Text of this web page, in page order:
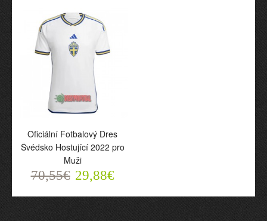
Oficiální Fotbalový Dres
Švédsko Hostující ME
2022 pro Ženy
70,55€ 29,88€
Oficiální Fotbalový Dres
Švédsko Hostující 2022 pro
Muži
70,55€ 29,88€